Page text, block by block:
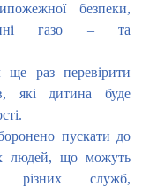
безпеки,
газо – та
ще раз перевірити
які дитина буде
пускати до
людей, що можуть
різних служб,